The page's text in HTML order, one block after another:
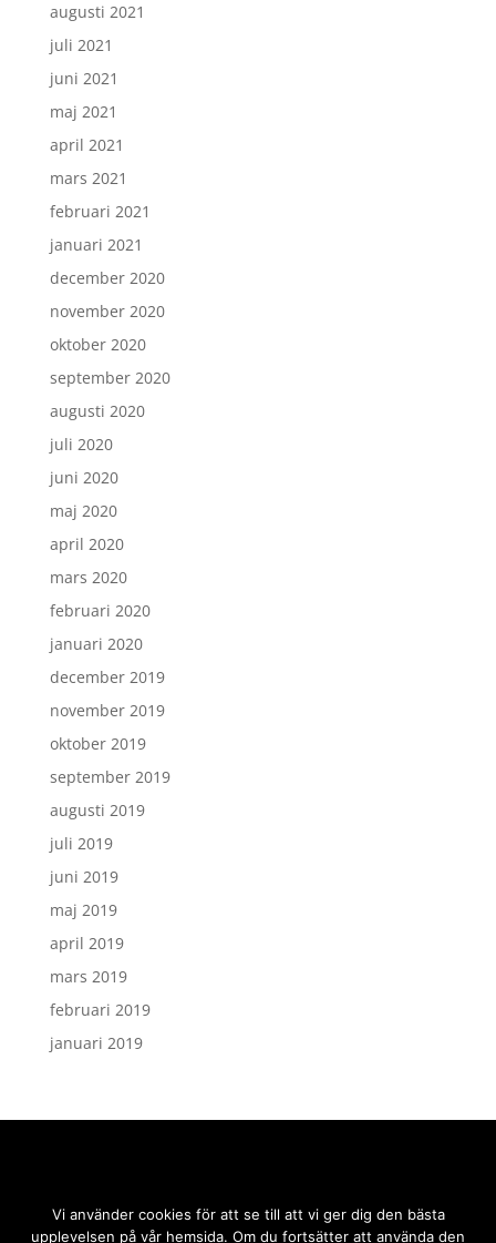
augusti 2021
juli 2021
juni 2021
maj 2021
april 2021
mars 2021
februari 2021
januari 2021
december 2020
november 2020
oktober 2020
september 2020
augusti 2020
juli 2020
juni 2020
maj 2020
april 2020
mars 2020
februari 2020
januari 2020
december 2019
november 2019
oktober 2019
september 2019
augusti 2019
juli 2019
juni 2019
maj 2019
april 2019
mars 2019
februari 2019
januari 2019
Vi använder cookies för att se till att vi ger dig den bästa
upplevelsen på vår hemsida. Om du fortsätter att använda den